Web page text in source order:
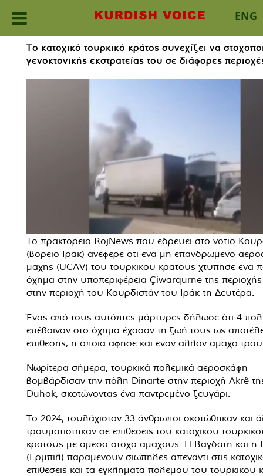
ENG
content
Το κατοχικό τουρκικό κράτος συνεχίζει να
γενοκτονικής εκστρατείας του σε διάφορες
Το πρακτορείο RojNews που εδρεύει στο νότιο
(βόρειο Ιράκ) ανέφερε ότι ένα μη επανδρωμένο
μάχης (UCAV) του τουρκικού κράτους χτύπησε ένα
όχημα στην υποπεριφέρεια Çiwarqurne της
στην περιοχή του Κουρδιστάν του Ιράκ τη Δευτέρα.
Ένας από τους αυτόπτες μάρτυρες δήλωσε ότι 4
επέβαιναν στο όχημα έχασαν τη ζωή τους ως
επίθεσης, η οποία άφησε και έναν άλλον άμαχο
Νωρίτερα σήμερα, τουρκικά πολεμικά αεροσκάφη
βομβάρδισαν την πόλη Dinarte στην περιοχή Akrê
Duhok, σκοτώνοντας ένα παντρεμένο ζευγάρι.
Το 2024, τουλάχιστον 33 άνθρωποι σκοτώθηκαν και
τραυματίστηκαν σε επιθέσεις του κατοχικού
κράτους με άμεσο στόχο αμάχους. Η Βαγδάτη και η
(Ερμπίλ) παραμένουν σιωπηλές απέναντι στις
επιθέσεις και τα εγκλήματα πολέμου του τουρκικού